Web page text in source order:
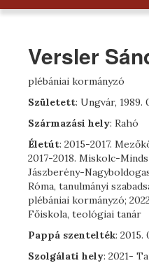
Versler
plébániai kormányzó
Született: Ungvár, 1989.
Származási hely: Rahó
Életút: 2015-2017.
2017-2018. Miskolc-
Jászberény-
Róma, tanulmányi
plébániai kormányzó;
Főiskola, teológiai tanár
Pappá szentelték: 2015.
Szolgálati hely: 2021-